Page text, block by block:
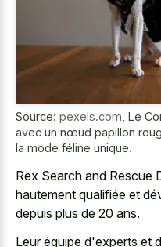
Source: pexels.com Le
avec un nœud papillon
la mode féline unique.
Rex Search and Rescue
hautement qualifiée et
depuis plus de 20 ans.
Leur équipe d'experts et